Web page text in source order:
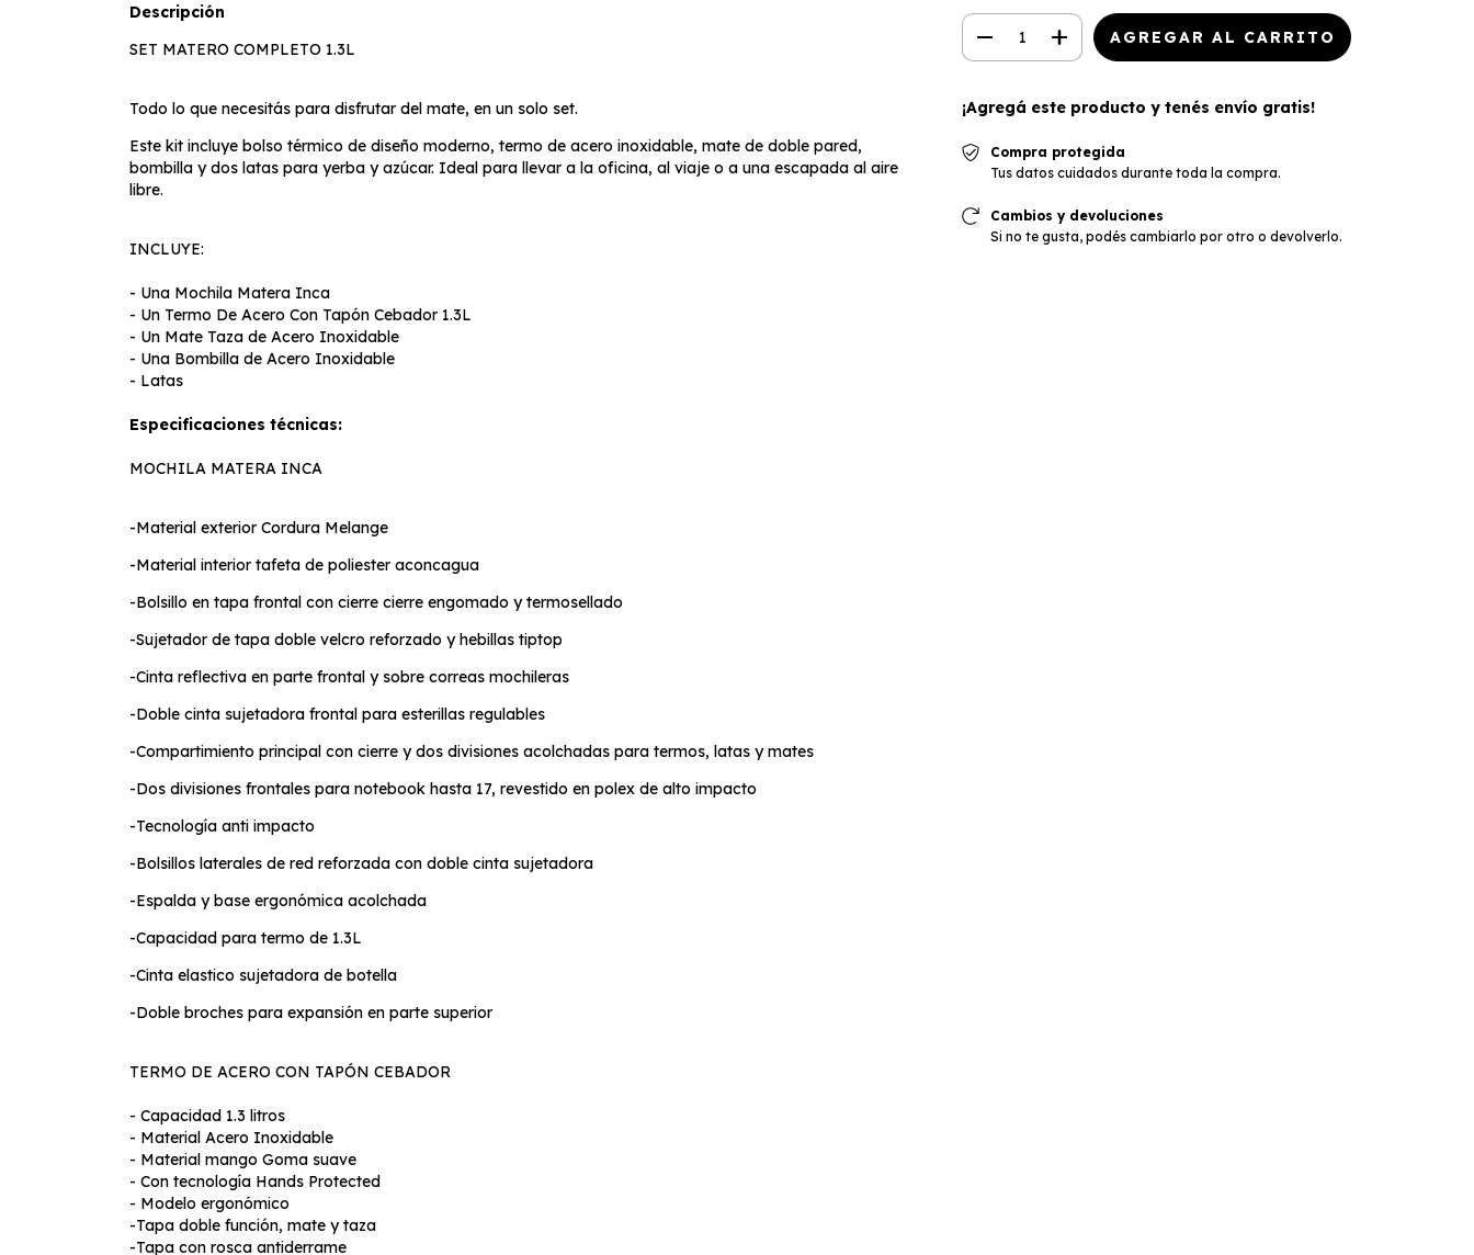
Descripción
SET MATERO COMPLETO 1.3L
Todo lo que necesitás para disfrutar del mate, en un solo set.
Este kit incluye bolso térmico de diseño moderno, termo de acero inoxidable, mate de doble pared,
bombilla y dos latas para yerba y azúcar. Ideal para llevar a la oficina, al viaje o a una escapada al aire
libre.
INCLUYE:
- Una Mochila Matera Inca
- Un Termo De Acero Con Tapón Cebador 1.3L
- Un Mate Taza de Acero Inoxidable
- Una Bombilla de Acero Inoxidable
- Latas
Especificaciones técnicas:
MOCHILA MATERA INCA
-Material exterior Cordura Melange
-Material interior tafeta de poliester aconcagua
-Bolsillo en tapa frontal con cierre cierre engomado y termosellado
-Sujetador de tapa doble velcro reforzado y hebillas tiptop
-Cinta reflectiva en parte frontal y sobre correas mochileras
-Doble cinta sujetadora frontal para esterillas regulables
-Compartimiento principal con cierre y dos divisiones acolchadas para termos, latas y mates
-Dos divisiones frontales para notebook hasta 17, revestido en polex de alto impacto
-Tecnología anti impacto
-Bolsillos laterales de red reforzada con doble cinta sujetadora
-Espalda y base ergonómica acolchada
-Capacidad para termo de 1.3L
-Cinta elastico sujetadora de botella
-Doble broches para expansión en parte superior
TERMO DE ACERO CON TAPÓN CEBADOR
- Capacidad 1.3 litros
- Material Acero Inoxidable
- Material mango Goma suave
- Con tecnología Hands Protected
- Modelo ergonómico
-Tapa doble función, mate y taza
-Tapa con rosca antiderrame
¡Agregá este producto y tenés envío gratis!
Compra protegida
Tus datos cuidados durante toda la compra.
Cambios y devoluciones
Si no te gusta, podés cambiarlo por otro o devolverlo.